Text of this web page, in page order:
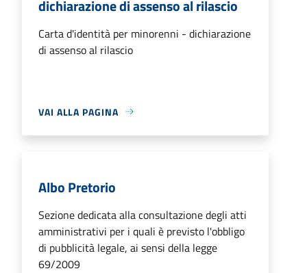
dichiarazione di assenso al rilascio
Carta d'identità per minorenni - dichiarazione
di assenso al rilascio
VAI ALLA PAGINA
Albo Pretorio
Sezione dedicata alla consultazione degli atti
amministrativi per i quali è previsto l'obbligo
di pubblicità legale, ai sensi della legge
69/2009